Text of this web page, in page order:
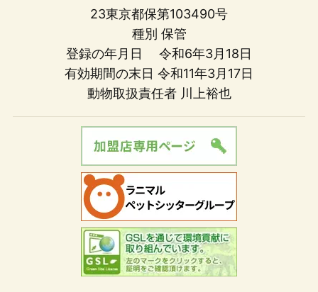
23東京都保第103490号
種別 保管
登録の年月日 令和6年3月18日
有効期間の末日 令和11年3月17日
動物取扱責任者 川上裕也